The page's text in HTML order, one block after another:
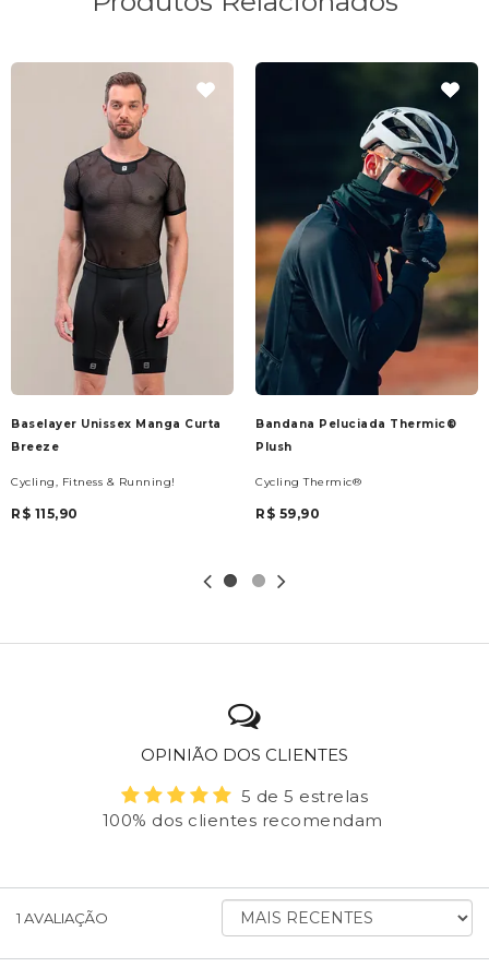
Baselayer Unissex Manga Curta
Breeze
Cycling, Fitness & Running!
R$ 115,90
Bandana Peluciada Thermic®
Plush
Cycling Thermic®
R$ 59,90
OPINIÃO DOS CLIENTES
5 de 5 estrelas
100% dos clientes recomendam
1 AVALIAÇÃO ORDENAR AVALIAÇÕES POR